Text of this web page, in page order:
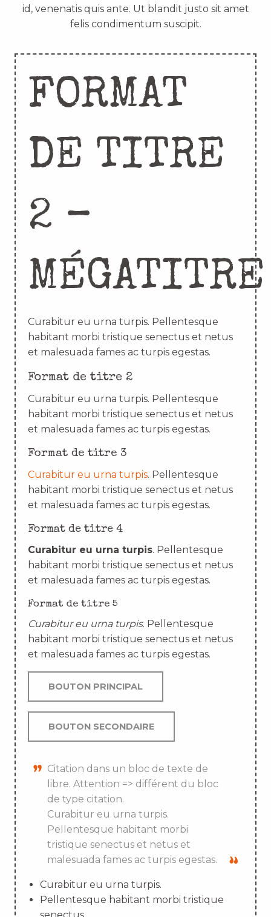
id, venenatis quis ante. Ut blandit justo sit amet
felis condimentum suscipit.
FORMAT
DE TITRE
2 –
MÉGATITRE
Curabitur eu urna turpis. Pellentesque
habitant morbi tristique senectus et netus
et malesuada fames ac turpis egestas.
Format de titre 2
Curabitur eu urna turpis. Pellentesque
habitant morbi tristique senectus et netus
et malesuada fames ac turpis egestas.
Format de titre 3
Curabitur eu urna turpis. Pellentesque
habitant morbi tristique senectus et netus
et malesuada fames ac turpis egestas.
Format de titre 4
Curabitur eu urna turpis. Pellentesque
habitant morbi tristique senectus et netus
et malesuada fames ac turpis egestas.
Format de titre 5
Curabitur eu urna turpis. Pellentesque
habitant morbi tristique senectus et netus
et malesuada fames ac turpis egestas.
BOUTON PRINCIPAL
BOUTON SECONDAIRE
Citation dans un bloc de texte de
libre. Attention => différent du bloc
de type citation.
Curabitur eu urna turpis.
Pellentesque habitant morbi
tristique senectus et netus et
malesuada fames ac turpis egestas.
Curabitur eu urna turpis.
Pellentesque habitant morbi tristique